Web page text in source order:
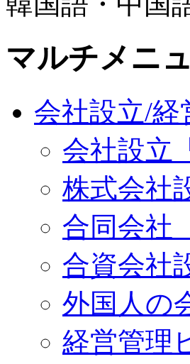
マルチメニ
会社設立/経
会社設立
株式会社
合同会社
合資会社
外国人の
経営管理